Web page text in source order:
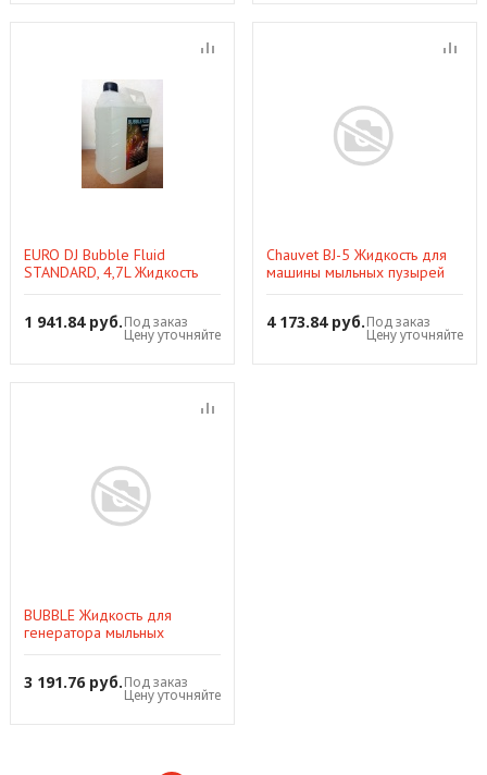
EURO DJ Bubble Fluid
STANDARD, 4,7L Жидкость
канистра
1 941.84 руб.Под заказ
Цену уточняйте
Chauvet BJ-5 Жидкость для
машины мыльных пузырей
4 173.84 руб.Под заказ
Цену уточняйте
BUBBLE Жидкость для
генератора мыльных
3 191.76 руб.Под заказ
Цену уточняйте